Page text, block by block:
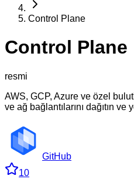
Control Plane
Control Plane
resmi
AWS, GCP, Azure ve özel
ve ağ bağlantılarını dağıtın ve
GitHub
10